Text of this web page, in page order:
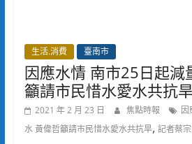
生活.消費 臺南市
因應水情 南市25日起減
籲請市民惜水愛水共抗旱
2021 年 2 月 23 日 焦點時報
水 黃偉哲籲請市民惜水愛水共抗旱, 記者蔡